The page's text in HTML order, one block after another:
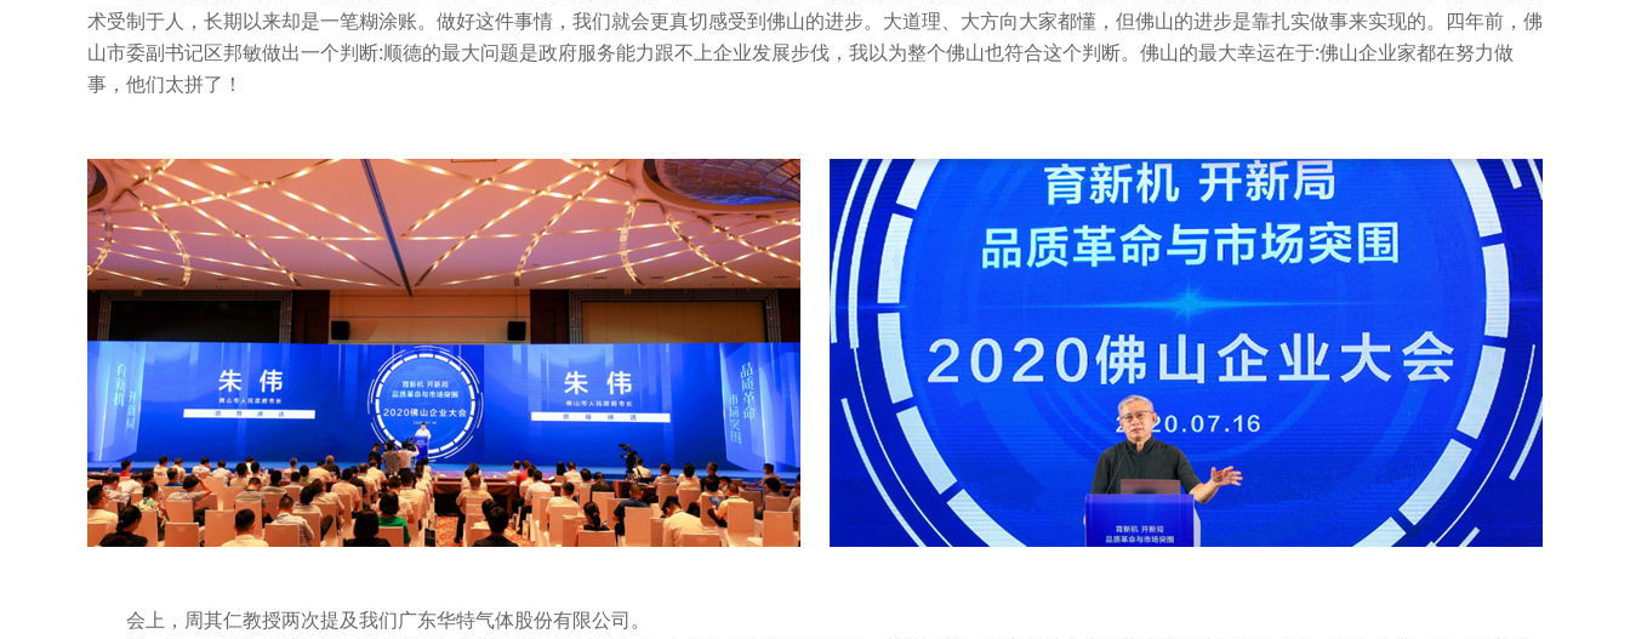
术受制于人，长期以来却是一笔糊涂账。做好这件事情，我们就会更真切感受到佛山的进步。大道理、大方向大家都懂，但佛山的进步是靠扎实做事来实现的。四年前，佛
山市委副书记区邦敏做出一个判断:顺德的最大问题是政府服务能力跟不上企业发展步伐，我以为整个佛山也符合这个判断。佛山的最大幸运在于:佛山企业家都在努力做
事，他们太拼了！
会上，周其仁教授两次提及我们广东华特气体股份有限公司。